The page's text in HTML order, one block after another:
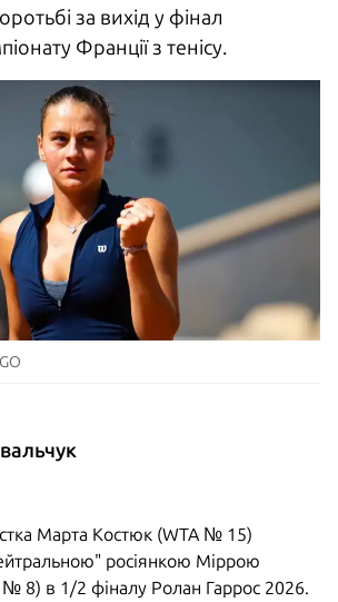
за вихід у фінал
Франції з тенісу.
Марта Костюк (WTA № 15)
росіянкою Міррою
8) в 1/2 фіналу Ролан Гаррос 2026.